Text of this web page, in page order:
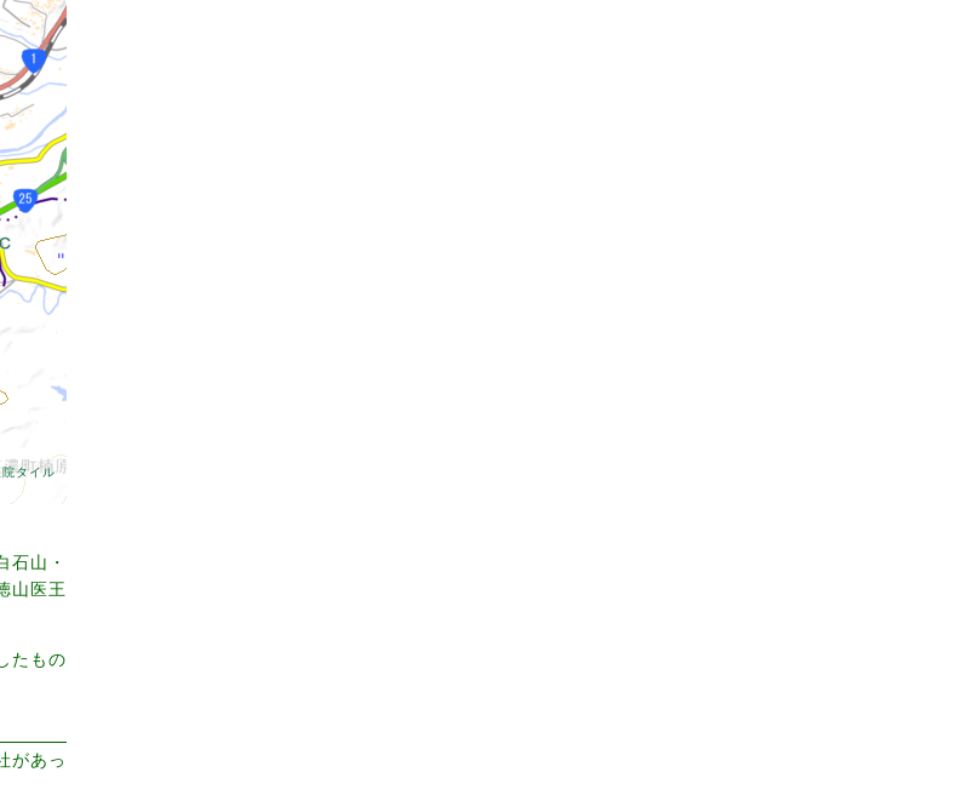
タイル
石山・
山医王
たもの
があっ